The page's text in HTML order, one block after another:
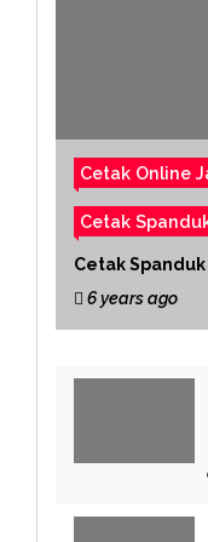
Cetak Online
Cetak
Cetak
6 years ago